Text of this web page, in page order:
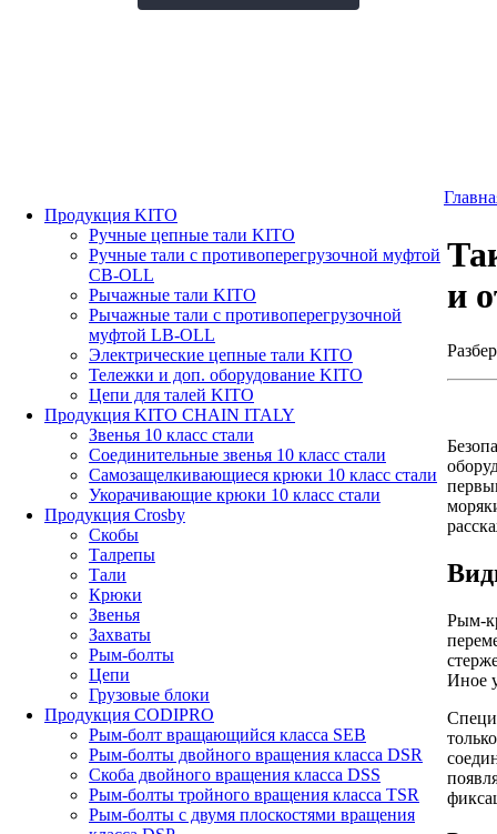
Продукция KITO
Ручные цепные тали KITO
Ручные тали с противоперегрузочной муфтой
СВ-OLL
Рычажные тали KITO
Рычажные тали с противоперегрузочной
муфтой LB-OLL
Электрические цепные тали KITO
Тележки и доп. оборудование KITO
Цепи для талей KITO
Продукция KITO CHAIN ITALY
Звенья 10 класс стали
Соединительные звенья 10 класс стали
Самозащелкивающиеся крюки 10 класс стали
Укорачивающие крюки 10 класс стали
Продукция Crosby
Скобы
Талрепы
Тали
Крюки
Звенья
Захваты
Рым-болты
Цепи
Грузовые блоки
Продукция CODIPRO
Рым-болт вращающийся класса SEB
Рым-болты двойного вращения класса DSR
Скоба двойного вращения класса DSS
Рым-болты тройного вращения класса TSR
Рым-болты с двумя плоскостями вращения
и
Рым-
Иное